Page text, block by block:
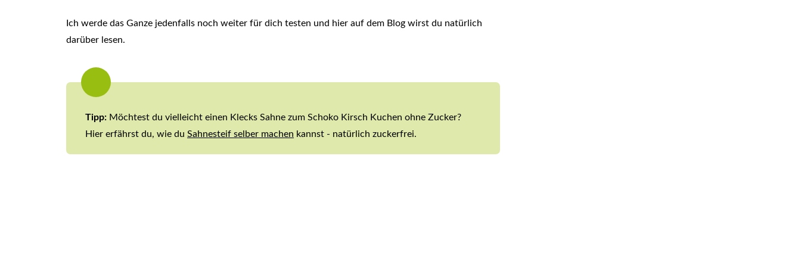
Ich werde das Ganze jedenfalls noch weiter für dich testen und hier auf dem Blog wirst du natürlich
darüber lesen.
Tipp: Möchtest du vielleicht einen Klecks Sahne zum Schoko Kirsch Kuchen ohne Zucker?
Hier erfährst du, wie du Sahnesteif selber machen kannst - natürlich zuckerfrei.